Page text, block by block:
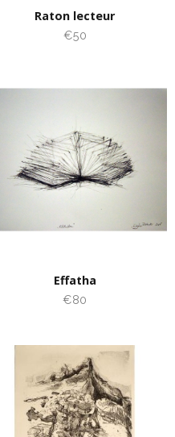
Raton lecteur
€50
Effatha
€80